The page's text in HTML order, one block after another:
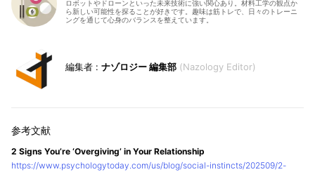
ロボットやドローンといった未来技術に強い関心あり。材料工学の観点か
ら新しい可能性を探ることが好きです。趣味は筋トレで、日々のトレーニ
ングを通じて心身のバランスを整えています。
ナゾロジー 編集部 Nazology Editor
2 Signs You’re ‘Overgiving’ in Your Relationship
https://www.psychologytoday.com/us/blog/social-instincts/202509/2-